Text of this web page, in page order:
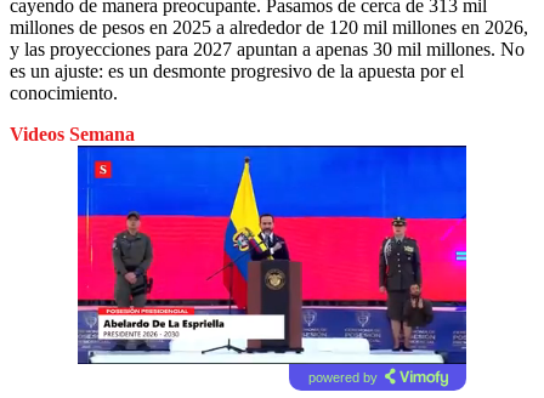
cayendo de manera preocupante. Pasamos de cerca de 313 mil
millones de pesos en 2025 a alrededor de 120 mil millones en 2026,
y las proyecciones para 2027 apuntan a apenas 30 mil millones. No
es un ajuste: es un desmonte progresivo de la apuesta por el
conocimiento.
Videos Semana
powered by